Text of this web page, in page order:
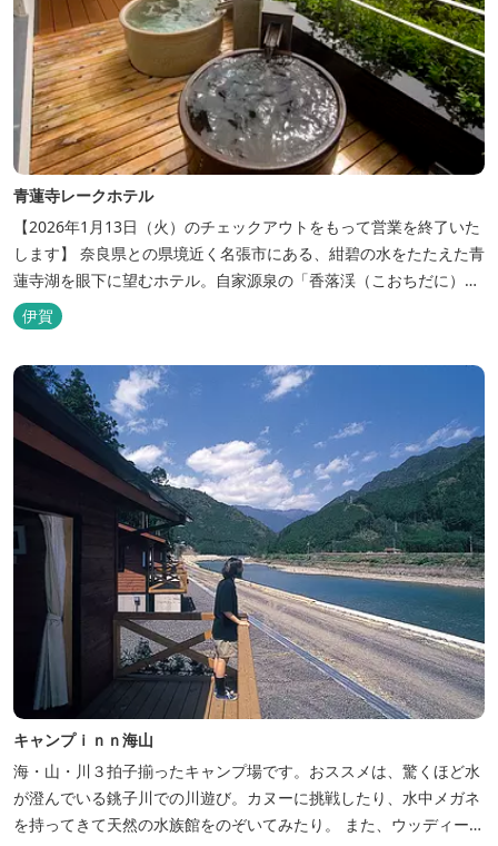
青蓮寺レークホテル
【2026年1月13日（火）のチェックアウトをもって営業を終了いた
します】 奈良県との県境近く名張市にある、紺碧の水をたたえた青
蓮寺湖を眼下に望むホテル。自家源泉の「香落渓（こおちだに）温
泉」は天然アルカリ泉。露天風呂から眺める湖は、遮るものがな
く、絶景と評判です。
伊賀
キャンプｉｎｎ海山
海・山・川３拍子揃ったキャンプ場です。おススメは、驚くほど水
が澄んでいる銚子川での川遊び。カヌーに挑戦したり、水中メガネ
を持ってきて天然の水族館をのぞいてみたり。 また、ウッディーク